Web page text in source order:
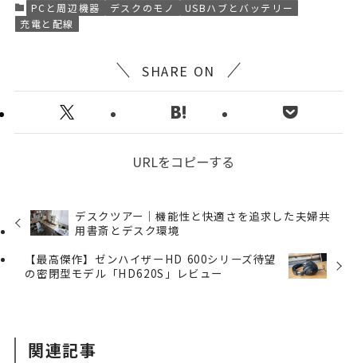
PCと周辺機器 デスクのモノ
USBハブとバッテリー
充電と配線
SHARE ON
URLをコピーする
デスクツアー｜機能性と快適さを追求した夫婦共
用書斎とデスク環境
【最高傑作】ゼンハイザーHD 600シリーズ待望
の密閉型モデル「HD620S」レビュー
関連記事